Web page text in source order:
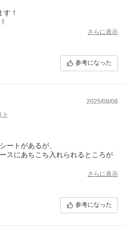
！
さらに表示
参考になった
2025/08/08
上
ートがあるが、
スにあちこち入れられるところが
さらに表示
参考になった